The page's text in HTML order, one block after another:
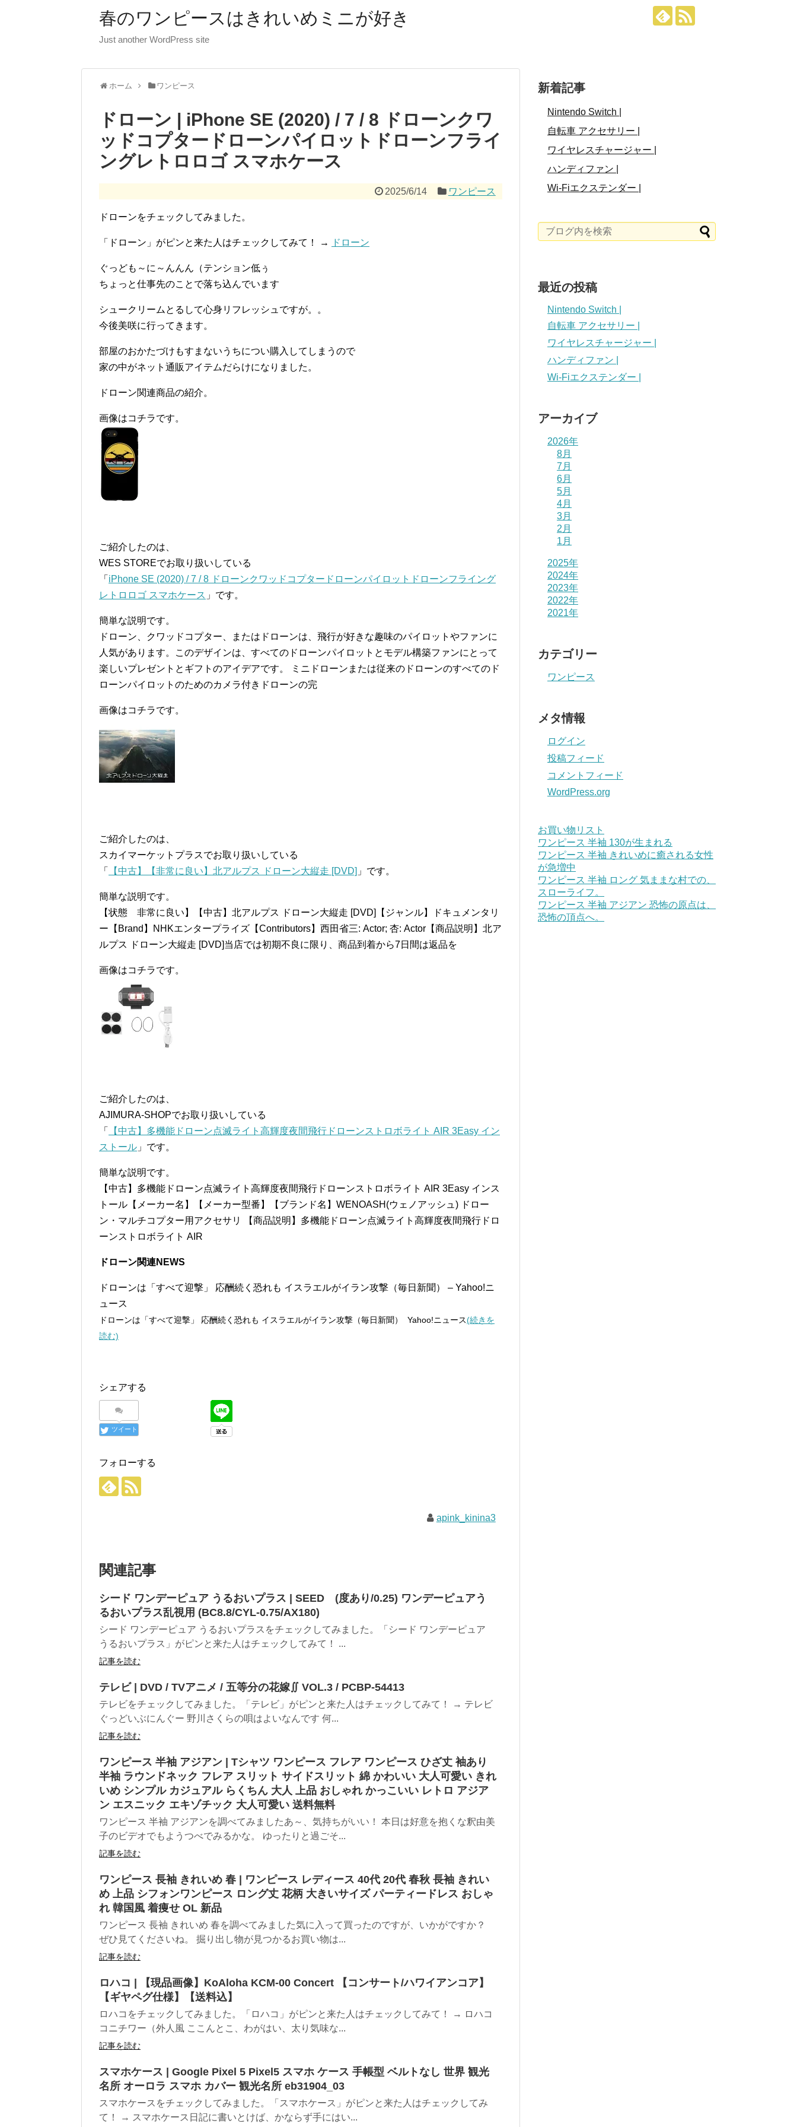
春のワンピースはきれいめミニが好き
Just another WordPress site
ホーム ワンピース
ドローン | iPhone SE (2020) / 7 / 8 ドローンクワ
ッドコプタードローンパイロットドローンフライ
ングレトロロゴ スマホケース
2025/6/14 ワンピース
ドローンをチェックしてみました。
「ドローン」がピンと来た人はチェックしてみて！ → ドローン
ぐっども～に～んんん（テンション低ぅ
ちょっと仕事先のことで落ち込んでいます
シュークリームとるして心身リフレッシュですが。。
今後美咲に行ってきます。
部屋のおかたづけもすまないうちについ購入してしまうので
家の中がネット通販アイテムだらけになりました。
ドローン関連商品の紹介。
画像はコチラです。
ご紹介したのは、
WES STOREでお取り扱いしている
「 iPhone SE (2020) / 7 / 8 ドローンクワッドコプタードローンパイロットドローンフライング
レトロロゴ スマホケース 」です。
簡単な説明です。
ドローン、クワッドコプター、またはドローンは、飛行が好きな趣味のパイロットやファンに
人気があります。このデザインは、すべてのドローンパイロットとモデル構築ファンにとって
楽しいプレゼントとギフトのアイデアです。 ミニドローンまたは従来のドローンのすべてのド
ローンパイロットのためのカメラ付きドローンの完
画像はコチラです。
ご紹介したのは、
スカイマーケットプラスでお取り扱いしている
「
【中古】【非常に良い】北アルプス ドローン大縦走 [DVD] 」です。
簡単な説明です。
【状態 非常に良い】【中古】北アルプス ドローン大縦走 [DVD]【ジャンル】ドキュメンタリ
ー【Brand】NHKエンタープライズ【Contributors】西田省三: Actor; 杏: Actor【商品説明】北ア
ルプス ドローン大縦走 [DVD]当店では初期不良に限り、商品到着から7日間は返品を
画像はコチラです。
ご紹介したのは、
AJIMURA-SHOPでお取り扱いしている
「
【中古】多機能ドローン点滅ライト高輝度夜間飛行ドローンストロボライト AIR 3Easy イン
ストール 」です。
簡単な説明です。
【中古】多機能ドローン点滅ライト高輝度夜間飛行ドローンストロボライト AIR 3Easy インス
トール【メーカー名】【メーカー型番】【ブランド名】WENOASH(ウェノアッシュ) ドロー
ン・マルチコプター用アクセサリ 【商品説明】多機能ドローン点滅ライト高輝度夜間飛行ドロ
ーンストロボライト AIR
ドローン関連NEWS
ドローンは「すべて迎撃」 応酬続く恐れも イスラエルがイラン攻撃（毎日新聞） – Yahoo!ニ
ュース
ドローンは「すべて迎撃」 応酬続く恐れも イスラエルがイラン攻撃（毎日新聞） Yahoo!ニュース(続きを
読む)
シェアする
ツイート
フォローする
apink_kinina3
関連記事
シード ワンデーピュア うるおいプラス | SEED (度あり/0.25) ワンデーピュアう
るおいプラス乱視用 (BC8.8/CYL-0.75/AX180)
シード ワンデーピュア うるおいプラスをチェックしてみました。「シード ワンデーピュア
うるおいプラス」がピンと来た人はチェックしてみて！ ...
記事を読む
テレビ | DVD / TVアニメ / 五等分の花嫁∬ VOL.3 / PCBP-54413
テレビをチェックしてみました。「テレビ」がピンと来た人はチェックしてみて！ → テレビ
ぐっどいぶにんぐー 野川さくらの唄はよいなんです 何...
記事を読む
ワンピース 半袖 アジアン | Tシャツ ワンピース フレア ワンピース ひざ丈 袖あり
半袖 ラウンドネック フレア スリット サイドスリット 綿 かわいい 大人可愛い きれ
いめ シンプル カジュアル らくちん 大人 上品 おしゃれ かっこいい レトロ アジア
ン エスニック エキゾチック 大人可愛い 送料無料
ワンピース 半袖 アジアンを調べてみましたあ～、気持ちがいい！ 本日は好意を抱くな釈由美
子のビデオでもようつべでみるかな。 ゆったりと過ごそ...
記事を読む
ワンピース 長袖 きれいめ 春 | ワンピース レディース 40代 20代 春秋 長袖 きれい
め 上品 シフォンワンピース ロング丈 花柄 大きいサイズ パーティードレス おしゃ
れ 韓国風 着痩せ OL 新品
ワンピース 長袖 きれいめ 春を調べてみました気に入って買ったのですが、いかがですか？
ぜひ見てくださいね。 掘り出し物が見つかるお買い物は...
記事を読む
ロハコ | 【現品画像】KoAloha KCM-00 Concert 【コンサート/ハワイアンコア】
【ギヤペグ仕様】【送料込】
ロハコをチェックしてみました。「ロハコ」がピンと来た人はチェックしてみて！ → ロハコ
コニチワー（外人風 ここんとこ、わがはい、太り気味な...
記事を読む
スマホケース | Google Pixel 5 Pixel5 スマホ ケース 手帳型 ベルトなし 世界 観光
名所 オーロラ スマホ カバー 観光名所 eb31904_03
スマホケースをチェックしてみました。「スマホケース」がピンと来た人はチェックしてみ
て！ → スマホケース日記に書いとけば、かならず手にはい...
新着記事
Nintendo Switch |
自転車 アクセサリー |
ワイヤレスチャージャー |
ハンディファン |
Wi-Fiエクステンダー |
最近の投稿
Nintendo Switch |
自転車 アクセサリー |
ワイヤレスチャージャー |
ハンディファン |
Wi-Fiエクステンダー |
アーカイブ
2026年
8月
7月
6月
5月
4月
3月
2月
1月
2025年
2024年
2023年
2022年
2021年
カテゴリー
ワンピース
メタ情報
ログイン
投稿フィード
コメントフィード
WordPress.org
お買い物リスト
ワンピース 半袖 130が生まれる
ワンピース 半袖 きれいめに癒される女性
が急増中
ワンピース 半袖 ロング 気ままな村での、
スローライフ。
ワンピース 半袖 アジアン 恐怖の原点は、
恐怖の頂点へ。